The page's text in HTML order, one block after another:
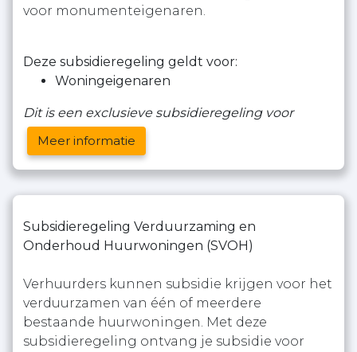
voor monumenteigenaren.
Deze subsidieregeling geldt voor:
Woningeigenaren
Dit is een exclusieve subsidieregeling voor
Meer informatie
Subsidieregeling Verduurzaming en
Onderhoud Huurwoningen (SVOH)
Verhuurders kunnen subsidie krijgen voor het
verduurzamen van één of meerdere
bestaande huurwoningen. Met deze
subsidieregeling ontvang je subsidie voor